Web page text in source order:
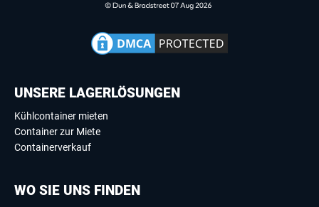
UNSERE LAGERLÖSUNGEN
Kühlcontainer mieten
Container zur Miete
Containerverkauf
WO SIE UNS FINDEN